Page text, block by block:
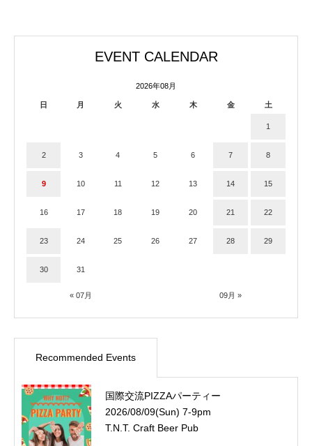
EVENT CALENDAR
2026年08月
日 月 火 水 木 金 土
« 07月 09月 »
1
2 3 4 5 6 7 8
9 10 11 12 13 14 15
16 17 18 19 20 21 22
23 24 25 26 27 28 29
30 31
Recommended Events
国際交流PIZZAパーティー
2026/08/09(Sun) 7-9pm
T.N.T. Craft Beer Pub